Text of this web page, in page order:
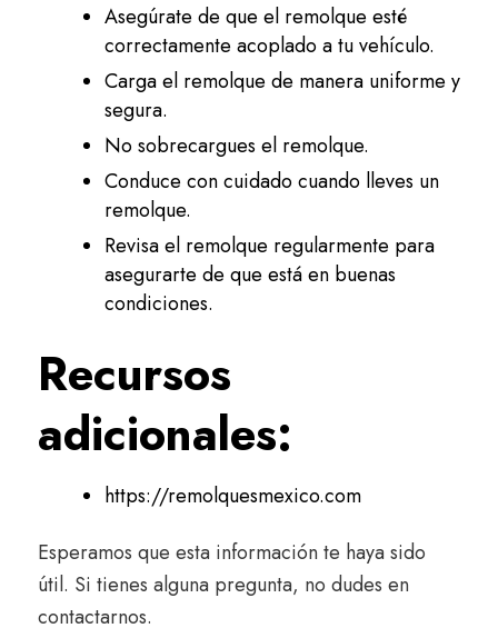
Asegúrate de que el remolque esté
correctamente acoplado a tu vehículo.
Carga el remolque de manera uniforme y
segura.
No sobrecargues el remolque.
Conduce con cuidado cuando lleves un
remolque.
Revisa el remolque regularmente para
asegurarte de que está en buenas
condiciones.
Recursos
adicionales:
https://remolquesmexico.com
Esperamos que esta información te haya sido
útil. Si tienes alguna pregunta, no dudes en
contactarnos.